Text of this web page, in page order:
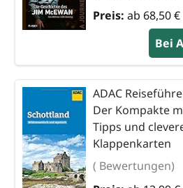
Preis: ab 68,50
Bei
ADAC
Der Kompakte
Tipps und
Klappenkarten
( Bewertungen)